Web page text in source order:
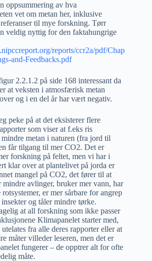
oppsummering av hva
vet om metan her, inklusive
til mye forskning. Tørr
veldig nyttig for den faktahungrige
reports/ccr2a/pdf/Chap
and-Feedbacks.pdf
2.2.1.2 på side 168 interessant da
at veksten i atmosfærisk metan
og i en del år har vært negativ.
peke på at det eksisterer flere
som viser at f.eks ris
metan i naturen (fra jord til
får tilgang til mer CO2. Det er
forskning på feltet, men vi har i
klar over at plantelivet på jorda er
mangel på CO2, det fører til at
mindre avlinger, bruker mer vann, har
er mer sårbare for angrep
og tåler mindre tørke.
at all forskning som ikke passer
Klimapanelet starter med,
fra alle deres rapporter eller at
måter villeder leseren, men det er
fungerer – de opptrer alt for ofte
måte.